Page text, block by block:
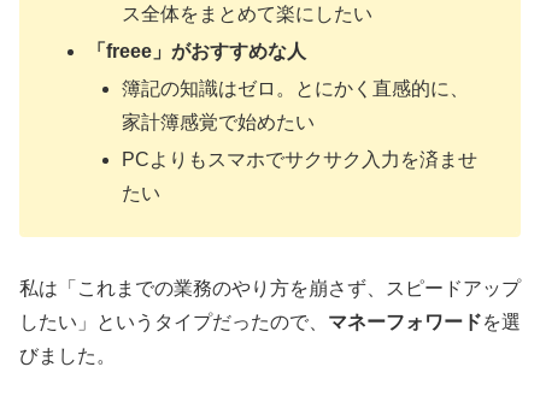
ス全体をまとめて楽にしたい
「freee」がおすすめな人
簿記の知識はゼロ。とにかく直感的に、
家計簿感覚で始めたい
PCよりもスマホでサクサク入力を済ませ
たい
私は「これまでの業務のやり方を崩さず、スピードアップ
したい」というタイプだったので、 マネーフォワードを選
びました。